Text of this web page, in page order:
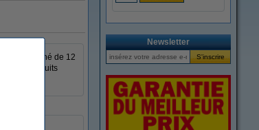
ruban laminé de 12
aux produits
Newsletter